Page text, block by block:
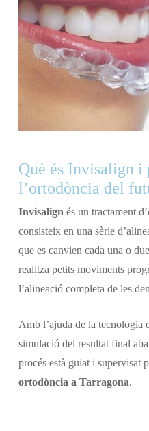
Què és Invisalign i
l’ortodòncia del
Invisalign és un tractament d’
consisteix en una sèrie
que es canvien cada una o
realitza petits moviments
l’alineació completa de les
Amb l’ajuda de la tecnologia
simulació del resultat final
procés està guiat i supervisat
ortodòncia a Tarragona.